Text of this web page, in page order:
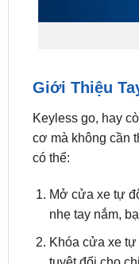
Giới Thiệu
Keyless go, hay
cơ mà không cần
có thể:
Mở cửa xe tự
nhẹ tay nắm,
Khóa cửa xe